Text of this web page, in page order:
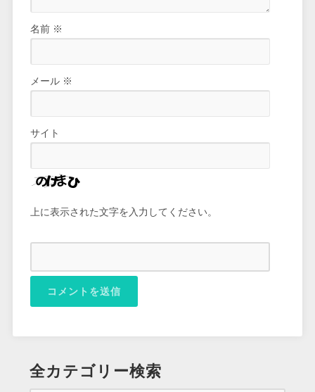
名前 ※
メール ※
サイト
上に表示された文字を入力してください。
全カテゴリー検索